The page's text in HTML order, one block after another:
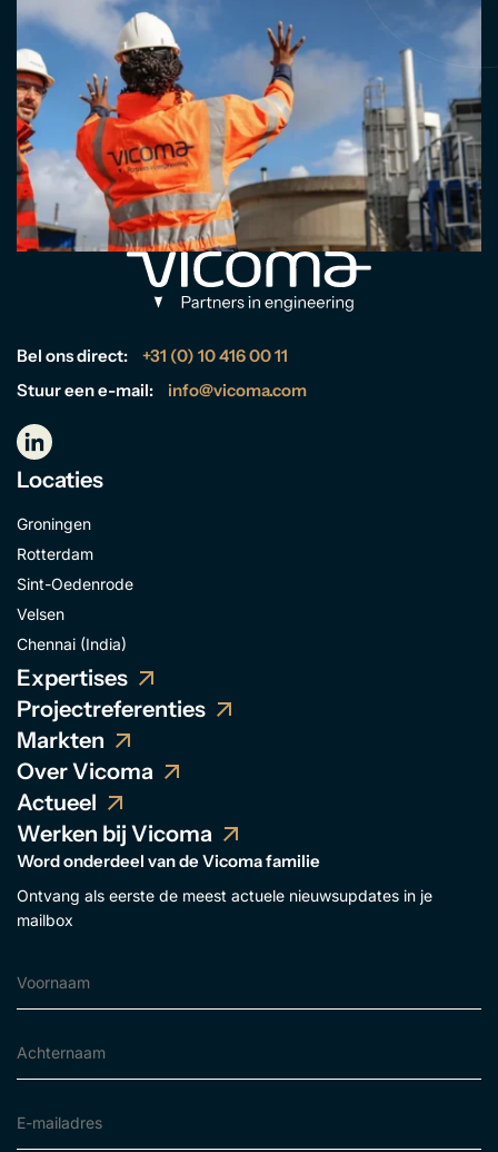
Bel ons direct:
+31 (0) 10 416 00 11
Stuur een e-mail:
info@vicoma.com
Locaties
Groningen
Rotterdam
Sint-Oedenrode
Velsen
Chennai (India)
Expertises
Projectreferenties
Markten
Over Vicoma
Actueel
Werken bij Vicoma
Word onderdeel van de Vicoma familie
Ontvang als eerste de meest actuele nieuwsupdates in je
mailbox